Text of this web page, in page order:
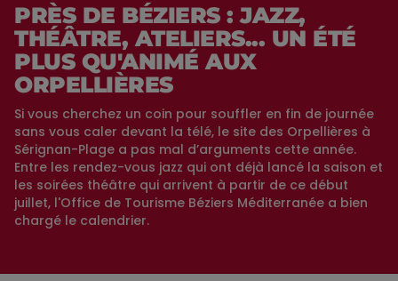
PRÈS DE BÉZIERS : JAZZ,
THÉÂTRE, ATELIERS... UN ÉTÉ
PLUS QU'ANIMÉ AUX
ORPELLIÈRES
Si vous cherchez un coin pour souffler en fin de journée
sans vous caler devant la télé, le site des Orpellières à
Sérignan-Plage a pas mal d’arguments cette année.
Entre les rendez-vous jazz qui ont déjà lancé la saison et
les soirées théâtre qui arrivent à partir de ce début
juillet, l'Office de Tourisme Béziers Méditerranée a bien
chargé le calendrier.